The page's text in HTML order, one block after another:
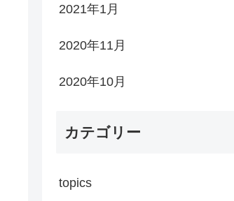
2021年1月
2020年11月
2020年10月
カテゴリー
topics